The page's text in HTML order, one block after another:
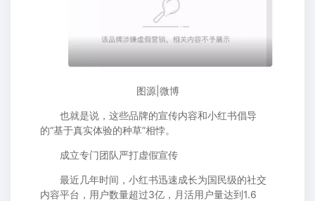
图源|微博
也就是说，这些品牌的宣传内容和小红书倡导
的“基于真实体验的种草”相悖。
成立专门团队严打虚假宣传
最近几年时间，小红书迅速成长为国民级的社交
内容平台，用户数量超过3亿，月活用户量达到1.6